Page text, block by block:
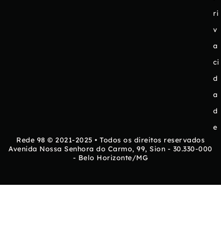
ri
v
a
ci
d
a
d
e
Rede 98 © 2021-2025 • Todos os direitos reservados
Avenida Nossa Senhora do Carmo, 99, Sion - 30.330-000
- Belo Horizonte/MG